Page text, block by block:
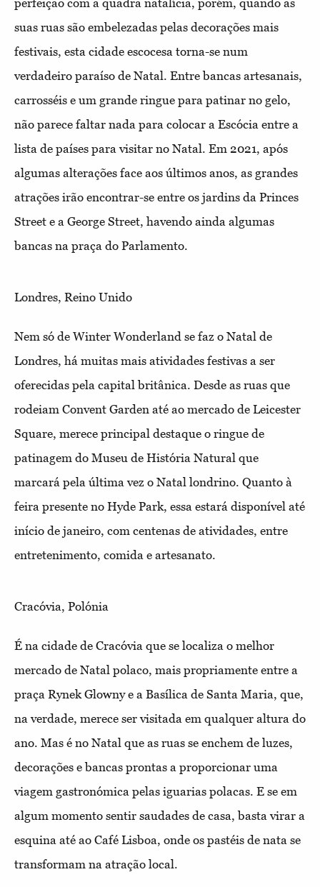
perfeição com a quadra natalícia, porém, quando as
suas ruas são embelezadas pelas decorações mais
festivais, esta cidade escocesa torna-se num
verdadeiro paraíso de Natal. Entre bancas artesanais,
carrosséis e um grande ringue para patinar no gelo,
não parece faltar nada para colocar a Escócia entre a
lista de países para visitar no Natal. Em 2021, após
algumas alterações face aos últimos anos, as grandes
atrações irão encontrar-se entre os jardins da Princes
Street e a George Street, havendo ainda algumas
bancas na praça do Parlamento.
Londres, Reino Unido
Nem só de Winter Wonderland se faz o Natal de
Londres, há muitas mais atividades festivas a ser
oferecidas pela capital britânica. Desde as ruas que
rodeiam Convent Garden até ao mercado de Leicester
Square, merece principal destaque o ringue de
patinagem do Museu de História Natural que
marcará pela última vez o Natal londrino. Quanto à
feira presente no Hyde Park, essa estará disponível até
início de janeiro, com centenas de atividades, entre
entretenimento, comida e artesanato.
Cracóvia, Polónia
É na cidade de Cracóvia que se localiza o melhor
mercado de Natal polaco, mais propriamente entre a
praça Rynek Glowny e a Basílica de Santa Maria, que,
na verdade, merece ser visitada em qualquer altura do
ano. Mas é no Natal que as ruas se enchem de luzes,
decorações e bancas prontas a proporcionar uma
viagem gastronómica pelas iguarias polacas. E se em
algum momento sentir saudades de casa, basta virar a
esquina até ao Café Lisboa, onde os pastéis de nata se
transformam na atração local.